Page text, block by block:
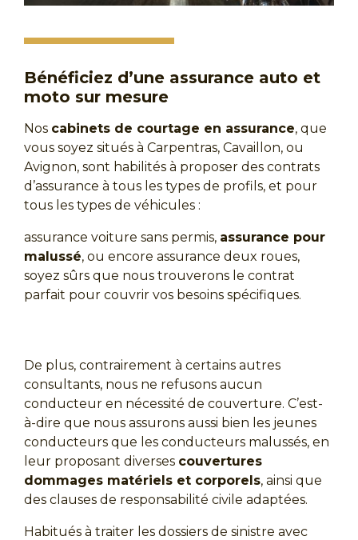
Bénéficiez d’une assurance auto et
moto sur mesure
Nos cabinets de courtage en assurance, que
vous soyez situés à Carpentras, Cavaillon, ou
Avignon, sont habilités à proposer des contrats
d’assurance à tous les types de profils, et pour
tous les types de véhicules :
assurance voiture sans permis, assurance pour
malussé, ou encore assurance deux roues,
soyez sûrs que nous trouverons le contrat
parfait pour couvrir vos besoins spécifiques.
De plus, contrairement à certains autres
consultants, nous ne refusons aucun
conducteur en nécessité de couverture. C’est-
à-dire que nous assurons aussi bien les jeunes
conducteurs que les conducteurs malussés, en
leur proposant diverses couvertures
dommages matériels et corporels, ainsi que
des clauses de responsabilité civile adaptées.
Habitués à traiter les dossiers de sinistre avec